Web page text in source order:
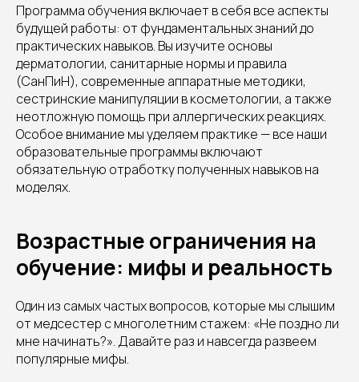
Программа обучения включает в себя все аспекты
будущей работы: от фундаментальных знаний до
практических навыков. Вы изучите основы
дерматологии, санитарные нормы и правила
(СанПиН), современные аппаратные методики,
сестринские манипуляции в косметологии, а также
неотложную помощь при аллергических реакциях.
Особое внимание мы уделяем практике — все наши
образовательные программы включают
обязательную отработку полученных навыков на
моделях.
Возрастные ограничения на
обучение: мифы и реальность
Один из самых частых вопросов, которые мы слышим
от медсестер с многолетним стажем: «Не поздно ли
мне начинать?». Давайте раз и навсегда развеем
популярные мифы.